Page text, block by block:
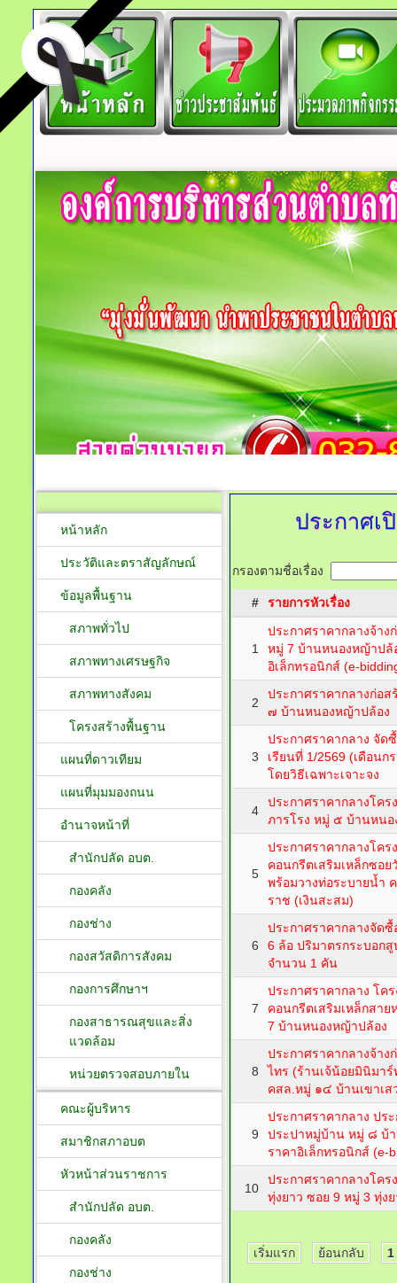
ประกาศเ
กรองตามชื่อเรื่อง
# รายการหัวเรื่อง
1
ประกาศราคากลางจ้า
หมู่ 7 บ้านหนองหญ้าปล้
อิเล็กทรอนิกส์ (e-
2
ประกาศราคากลางก่อ
๗ บ้านหนองหญ้าปล้อง
3
ประกาศราคากลาง จัด
เรียนที่ 1/2569 (เดือน
โดยวิธีเฉพาะเจาะจง
4
ประกาศราคากลางโค
ภารโรง หมู่ ๕ บ้านหนอ
5
ประกาศราคากลางโคร
คอนกรีตเสริมเหล็กซอ
พร้อมวางท่อระบายน้ำ
ราช (เงินสะสม)
6
ประกาศราคากลางจัด
6 ล้อ ปริมาตรกระบอก
จำนวน 1 คัน
7
ประกาศราคากลาง โค
คอนกรีตเสริมเหล็กสา
7 บ้านหนองหญ้าปล้อง
8
ประกาศราคากลางจ้า
ไทร (ร้านเจ้น้อยมินิมา
คสล.หมู่ ๑๔ บ้านเขาเส
9
ประกาศราคากลาง ปร
ประปาหมู่บ้าน หมู่ ๘ บ้
ราคาอิเล็กทรอนิกส์ (e-
10
ประกาศราคากลางโค
ทุ่งยาว ซอย 9 หมู่ 3 ทุ่ง
เริ่มแรก ย้อนกลับ 1
หน้าหลัก
ประวัติและตราสัญลักษณ์
ข้อมูลพื้นฐาน
สภาพทั่วไป
สภาพทางเศรษฐกิจ
สภาพทางสังคม
โครงสร้างพื้นฐาน
แผนที่ดาวเทียม
แผนที่มุมมองถนน
อำนาจหน้าที่
สำนักปลัด อบต.
กองคลัง
กองช่าง
กองสวัสดิการสังคม
กองการศึกษาฯ
กองสาธารณสุขและสิ่ง
แวดล้อม
หน่วยตรวจสอบภายใน
คณะผู้บริหาร
สมาชิกสภาอบต
หัวหน้าส่วนราชการ
สำนักปลัด อบต.
กองคลัง
กองช่าง